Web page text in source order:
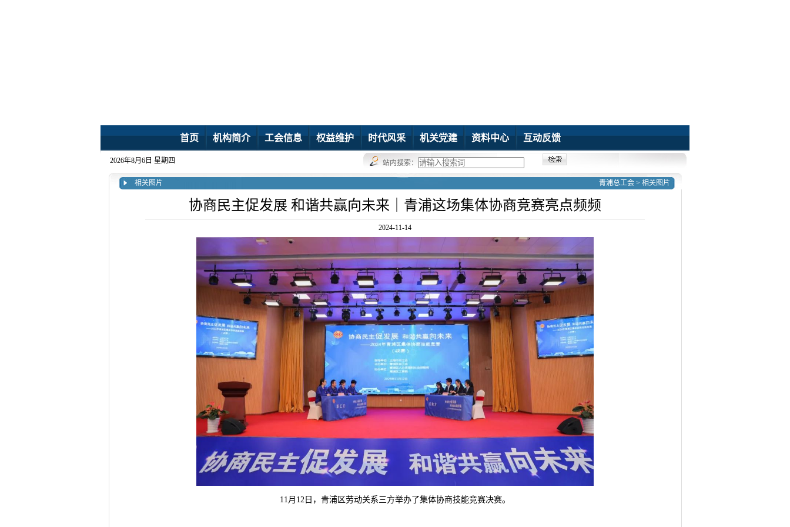
首页 机构简介 工会信息 权益维护 时代风采 机关党建 资料中心 互动反馈
2026年8月6日 星期四 站内搜索：
相关图片 青浦总工会 > 相关图片
协商民主促发展 和谐共赢向未来｜青浦这场集体协商竞赛亮点频频
2024-11-14
11月12日，青浦区劳动关系三方举办了集体协商技能竞赛决赛。